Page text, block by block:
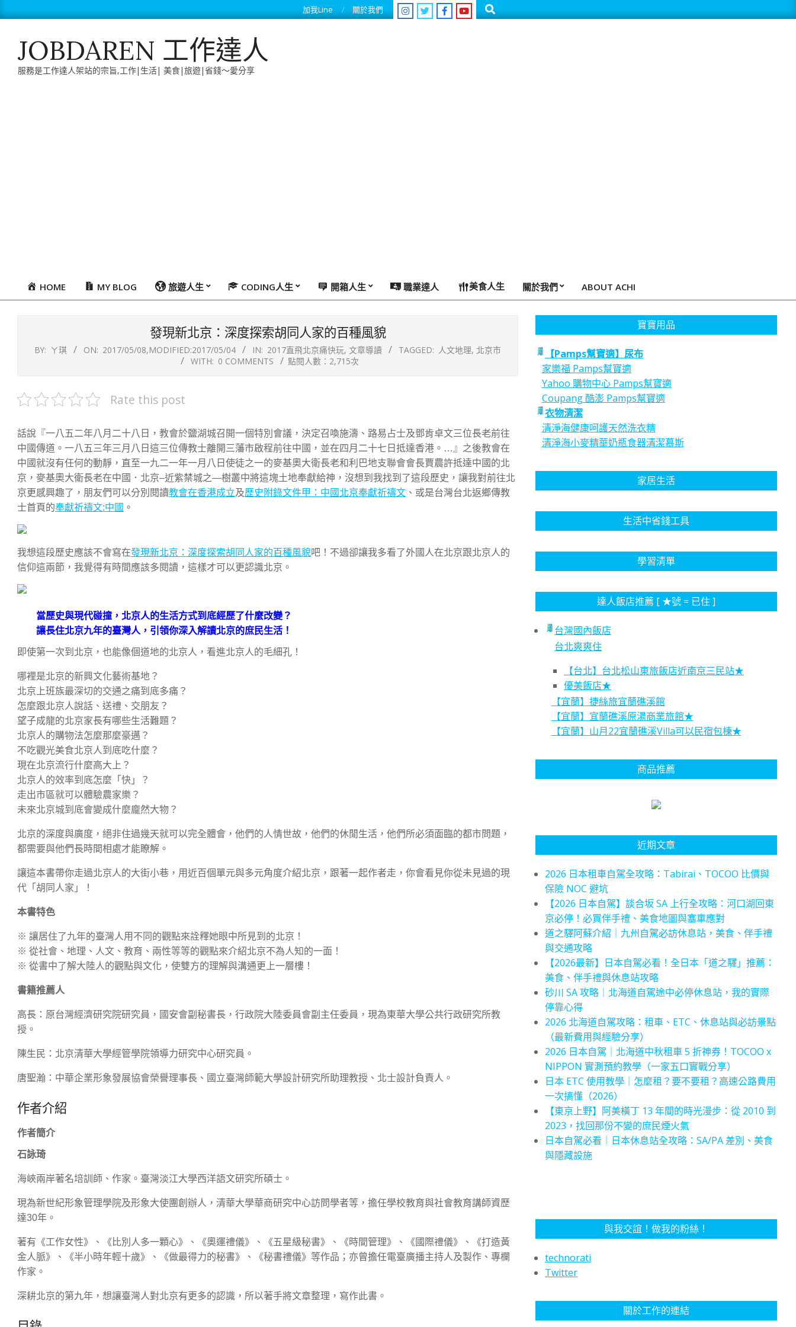
to
加我Line 關於我們 Search
JOBDAREN 工作達人
服務是工作達人架站的宗旨,工作|生活| 美食|旅遊|省錢～愛分享
PrimaryHOME MY BLOG 旅遊人生 CODING人生 開箱人生 職業達人 美食人生 關於我們 ABOUT ACHI
發現新北京：深度探索胡同人家的百種風貌
BY: ㄚ琪 ON: 2017/05/08,MODIFIED:2017/05/04 IN: 2017直飛北京痛快玩, 文章導讀 TAGGED: 人文地理, 北京市
WITH: 0 COMMENTS 點閱人數：2,715次
Rate this post
話說『一八五二年八月二十八日，教會於鹽湖城召開一個特別會議，決定召喚施濤、路易占士及鄧肯卓文三位長老前往
中國傳道。一八五三年三月八日這三位傳教士離開三藩市啟程前往中國，並在四月二十七日抵達香港。…』之後教會在
中國就沒有任何的動靜，直至一九二一年一月八日使徒之一的麥基奧大衛長老和利巴地支聯會會長賈農許抵達中國的北
京，麥基奧大衛長老在中國．北京–近紫禁城之—樹叢中將這塊土地奉獻給神，沒想到我找到了這段歷史，讓我對前往北
京更感興趣了，朋友們可以分別閱讀教會在香港成立及歷史附錄文件甲：中國北京奉獻祈禱文 、或是台灣台北返鄉傳教
士首頁的奉獻祈禱文:中國 。
我想這段歷史應該不會寫在發現新北京：深度探索胡同人家的百種風貌吧！不過卻讓我多看了外國人在北京跟北京人的
信仰這兩節，我覺得有時間應該多閱讀，這樣才可以更認識北京。
當歷史與現代碰撞，北京人的生活方式到底經歷了什麼改變？
讓長住北京九年的臺灣人，引領你深入解讀北京的庶民生活！
即使第一次到北京，也能像個道地的北京人，看進北京人的毛細孔！
哪裡是北京的新興文化藝術基地？
北京上班族最深切的交通之痛到底多痛？
怎麼跟北京人說話、送禮、交朋友？
望子成龍的北京家長有哪些生活難題？
北京人的購物法怎麼那麼豪邁？
不吃觀光美食北京人到底吃什麼？
現在北京流行什麼高大上？
北京人的效率到底怎麼「快」？
走出市區就可以體驗農家樂？
未來北京城到底會變成什麼龐然大物？
北京的深度與廣度，絕非住過幾天就可以完全體會，他們的人情世故，他們的休閒生活，他們所必須面臨的都市問題，
都需要與他們長時間相處才能瞭解。
讓這本書帶你走過北京人的大街小巷，用近百個單元與多元角度介紹北京，跟著一起作者走，你會看見你從未見過的現
代「胡同人家」！
本書特色
※ 讓居住了九年的臺灣人用不同的觀點來詮釋她眼中所見到的北京！
※ 從社會、地理、人文、教育、兩性等等的觀點來介紹北京不為人知的一面！
※ 從書中了解大陸人的觀點與文化，使雙方的理解與溝通更上一層樓！
書籍推薦人
高長：原台灣經濟研究院研究員，國安會副秘書長，行政院大陸委員會副主任委員，現為東華大學公共行政研究所教
授。
陳生民：北京清華大學經管學院領導力研究中心研究員。
唐聖瀚：中華企業形象發展協會榮譽理事長、國立臺灣師範大學設計研究所助理教授、北士設計負責人。
作者介紹
作者簡介
石詠琦
海峽兩岸著名培訓師、作家。臺灣淡江大學西洋語文研究所碩士。
現為新世紀形象管理學院及形象大使團創辦人，清華大學華商研究中心訪問學者等，擔任學校教育與社會教育講師資歷
達30年。
著有《工作女性》、《比別人多一顆心》、《奧運禮儀》、《五星級秘書》、《時間管理》、《國際禮儀》、《打造黃
金人脈》、《半小時年輕十歲》、《做最得力的秘書》、《秘書禮儀》等作品；亦曾擔任電臺廣播主持人及製作、專欄
作家。
深耕北京的第九年，想讓臺灣人對北京有更多的認識，所以著手將文章整理，寫作此書。
寶寶用品
【Pamps幫寶適】尿布
家樂福 Pamps幫寶適
Yahoo 購物中心 Pamps幫寶適
Coupang 酷澎 Pamps幫寶適
衣物清潔
清淨海健康呵護天然洗衣精
清淨海小麥精華奶瓶食器清潔慕斯
家居生活
生活中省錢工具
學習清單
達人飯店推薦 [ ★號 = 已住 ]
台灣國內飯店
台北爽爽住
【台北】台北松山東旅飯店近南京三民站★
優美飯店★
【宜蘭】捷絲旅宜蘭礁溪館
【宜蘭】宜蘭礁溪原湯商業旅館★
【宜蘭】山月22宜蘭礁溪Villa可以民宿包棟★
商品推薦
近期文章
2026 日本租車自駕全攻略：Tabirai、TOCOO 比價與
保險 NOC 避坑
【2026 日本自駕】談合坂 SA 上行全攻略：河口湖回東
京必停！必買伴手禮、美食地圖與塞車應對
道之驛阿蘇介紹｜九州自駕必訪休息站，美食、伴手禮
與交通攻略
【2026最新】日本自駕必看！全日本「道之驛」推薦：
美食、伴手禮與休息站攻略
砂川 SA 攻略｜北海道自駕途中必停休息站，我的實際
停靠心得
2026 北海道自駕攻略：租車、ETC、休息站與必訪景點
（最新費用與經驗分享）
2026 日本自駕｜北海道中秋租車 5 折神券！TOCOO x
NIPPON 實測預約教學（一家五口實戰分享）
日本 ETC 使用教學｜怎麼租？要不要租？高速公路費用
一次搞懂（2026）
【東京上野】阿美橫丁 13 年間的時光漫步：從 2010 到
2023，找回那份不變的庶民煙火氣
日本自駕必看｜日本休息站全攻略：SA/PA 差別、美食
與隱藏設施
與我交誼！做我的粉絲！
technorati
Twitter
關於工作的連結